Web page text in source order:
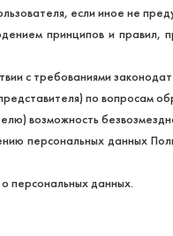
если иное не
принципов и
с требованиями
по вопросам
возможность
персональных данных
персональных данных.